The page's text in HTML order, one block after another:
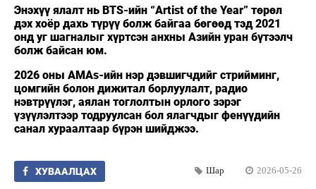
Энэхүү ялалт нь BTS-ийн “Artist of the Year” төрөл
дэх хоёр дахь түрүү болж байгаа бөгөөд тэд 2021
онд уг шагналыг хүртсэн анхны Азийн уран бүтээлч
болж байсан юм.
2026 оны AMAs-ийн нэр дэвшигчдийг стрийминг,
цомгийн болон дижитал борлуулалт, радио
нэвтрүүлэг, аялан тоглолтын орлого зэрэг
үзүүлэлтээр тодруулсан бол ялагчдыг фенүүдийн
санал хураалтаар бүрэн шийджээ.
ХУВААЛЦАХ Шар 2026-05-26